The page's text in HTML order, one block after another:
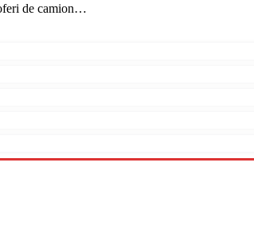
de camion…